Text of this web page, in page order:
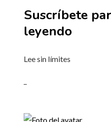
Suscríbete
leyendo
Lee sin límites